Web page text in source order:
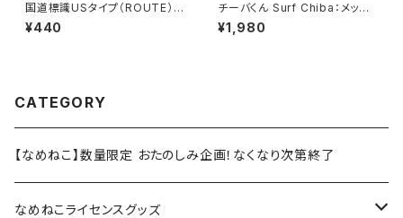
国道標識USタイプ（ROUTE）ス
テッカー 418号線（ブラック）
¥440
チーバくん Surf Chiba：メッシ
ュキャップ（Bホワイト）
¥1,980
CATEGORY
【なめねこ】数量限定 おたのしみ企画！なくなり次第終了
なめねこライセンスグッズ